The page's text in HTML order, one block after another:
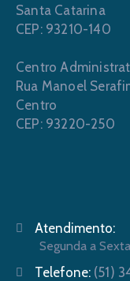
Santa Catarina
CEP: 93210-140
Centro
Rua Manoel
Centro
CEP: 93220-250
Atendimento:
Segunda a
Telefone: (51)